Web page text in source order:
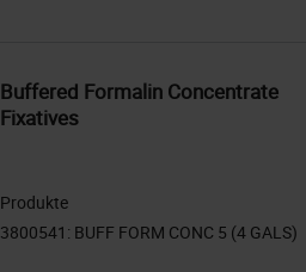
Buffered Formalin Concentrate
Fixatives
Produkte